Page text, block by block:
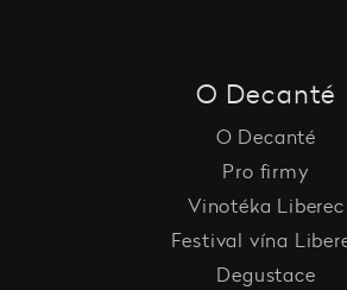
O Decanté
O Decanté
Pro firmy
Vinotéka Liberec
Festival vína
Degustace